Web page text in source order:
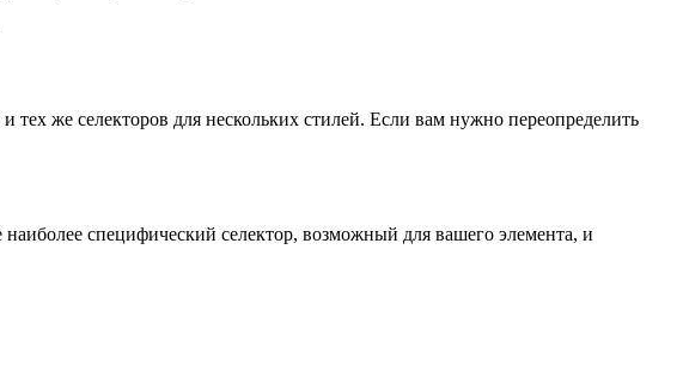
же селекторов для нескольких стилей. Если вам нужно переопределить
специфический селектор, возможный для вашего элемента, и